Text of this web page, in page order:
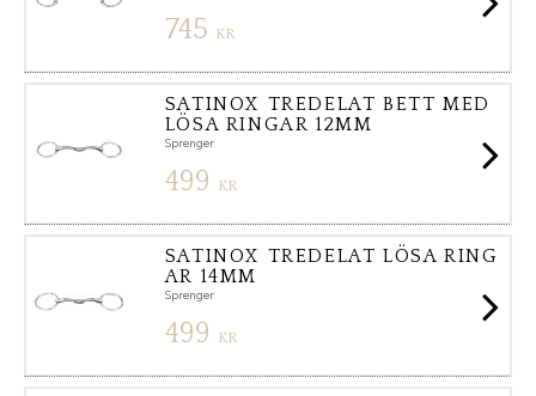
745 KR
SATINOX TREDELAT BETT MED
LÖSA RINGAR 12MM
Sprenger
499 KR
SATINOX TREDELAT LÖSA RING
AR 14MM
Sprenger
499 KR